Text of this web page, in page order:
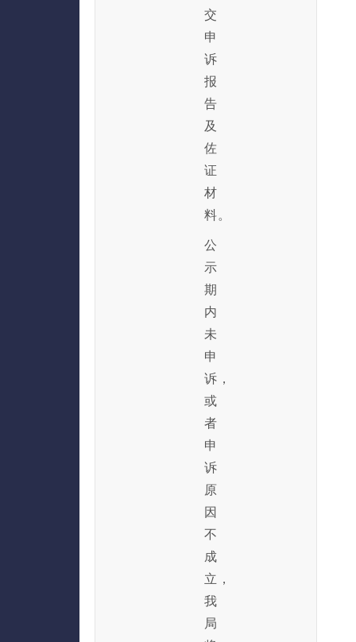
交
申
诉
报
告
及
佐
证
材
料。
公
示
期
内
未
申
诉，
或
者
申
诉
原
因
不
成
立，
我
局